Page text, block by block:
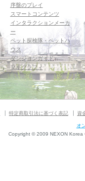
序盤のプレイ
スマートコンテンツ
インタラクションメーカ
ー
ペット探検隊・ペットハ
ウス
ダンジョンガイド
マギグラフィ
特定商取引法に基づく表記 資
オ
Copyright © 2009 NEXON Korea